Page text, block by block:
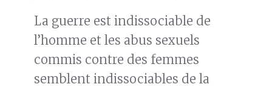
La guerre est indissociable de
l’homme et les abus sexuels
commis contre des femmes
semblent indissociables de la